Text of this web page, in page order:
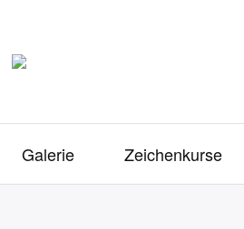
Galerie Zeichenkurse